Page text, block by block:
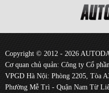
Copyright © 2012 - 2026
Cơ quan chủ quản: Công ty Cổ
VPGD Hà Nội: Phòng 2205, Tòa
Phường Mễ Trì - Quận Nam Từ